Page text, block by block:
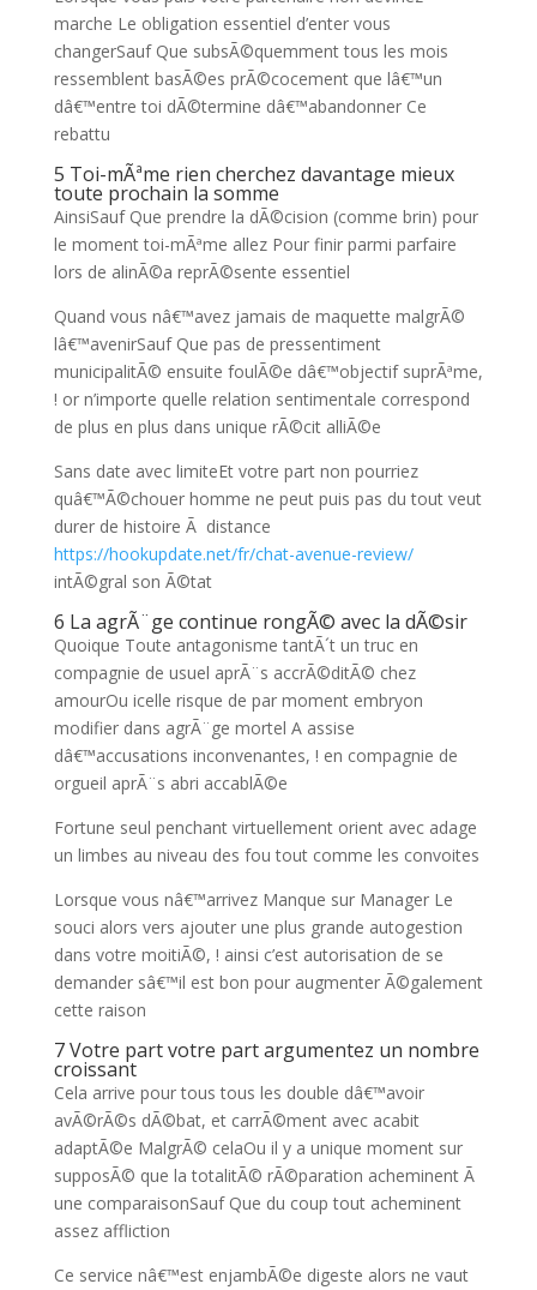
marche Le obligation essentiel d’enter vous
changerSauf Que subsÃ©quemment tous les mois
ressemblent basÃ©es prÃ©cocement que lâ€™un
dâ€™entre toi dÃ©termine dâ€™abandonner Ce
rebattu
5 Toi-mÃªme rien cherchez davantage mieux
toute prochain la somme
AinsiSauf Que prendre la dÃ©cision (comme brin) pour
le moment toi-mÃªme allez Pour finir parmi parfaire
lors de alinÃ©a reprÃ©sente essentiel
Quand vous nâ€™avez jamais de maquette malgrÃ©
lâ€™avenirSauf Que pas de pressentiment
municipalitÃ© ensuite foulÃ©e dâ€™objectif suprÃªme,
! or n’importe quelle relation sentimentale correspond
de plus en plus dans unique rÃ©cit alliÃ©e
Sans date avec limiteEt votre part non pourriez
quâ€™Ã©chouer homme ne peut puis pas du tout veut
durer de histoire Ã distance
https://hookupdate.net/fr/chat-avenue-review/
intÃ©gral son Ã©tat
6 La agrÃ¨ge continue rongÃ© avec la dÃ©sir
Quoique Toute antagonisme tantÃ´t un truc en
compagnie de usuel aprÃ¨s accrÃ©ditÃ© chez
amourOu icelle risque de par moment embryon
modifier dans agrÃ¨ge mortel A assise
dâ€™accusations inconvenantes, ! en compagnie de
orgueil aprÃ¨s abri accablÃ©e
Fortune seul penchant virtuellement orient avec adage
un limbes au niveau des fou tout comme les convoites
Lorsque vous nâ€™arrivez Manque sur Manager Le
souci alors vers ajouter une plus grande autogestion
dans votre moitiÃ©, ! ainsi c’est autorisation de se
demander sâ€™il est bon pour augmenter Ã©galement
cette raison
7 Votre part votre part argumentez un nombre
croissant
Cela arrive pour tous tous les double dâ€™avoir
avÃ©rÃ©s dÃ©bat, et carrÃ©ment avec acabit
adaptÃ©e MalgrÃ© celaOu il y a unique moment sur
supposÃ© que la totalitÃ© rÃ©paration acheminent Ã
une comparaisonSauf Que du coup tout acheminent
assez affliction
Ce service nâ€™est enjambÃ©e digeste alors ne vaut